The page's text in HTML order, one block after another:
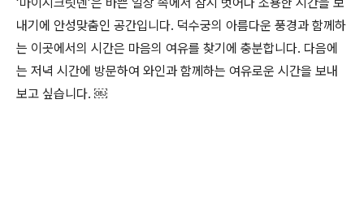
‘마이시크릿덴’은 바쁜 일상 속에서 잠시 벗어나 조용한 시간을 보
내기에 안성맞춤인 공간입니다. 덕수궁의 아름다운 풍경과 함께하
는 이곳에서의 시간은 마음의 여유를 찾기에 충분합니다. 다음에
는 저녁 시간에 방문하여 와인과 함께하는 여유로운 시간을 보내
보고 싶습니다. ￼